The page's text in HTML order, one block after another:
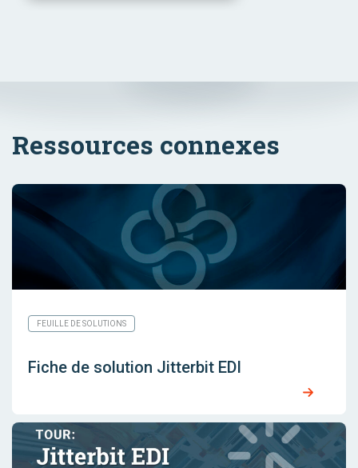
Ressources connexes
FEUILLE DE SOLUTIONS
Fiche de solution Jitterbit EDI